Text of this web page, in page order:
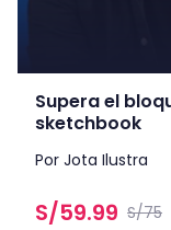
Supera el
sketchbook
Por Jota Ilustra
S/59.99 S/75